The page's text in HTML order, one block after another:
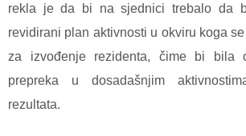
rekla je da bi na sjednici trebalo da
revidirani plan aktivnosti u okviru koga
za izvođenje rezidenta, čime bi bila
prepreka u dosadašnjim
rezultata.